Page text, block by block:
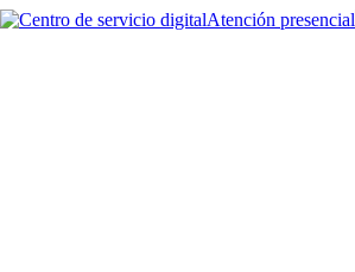
Atención presencial